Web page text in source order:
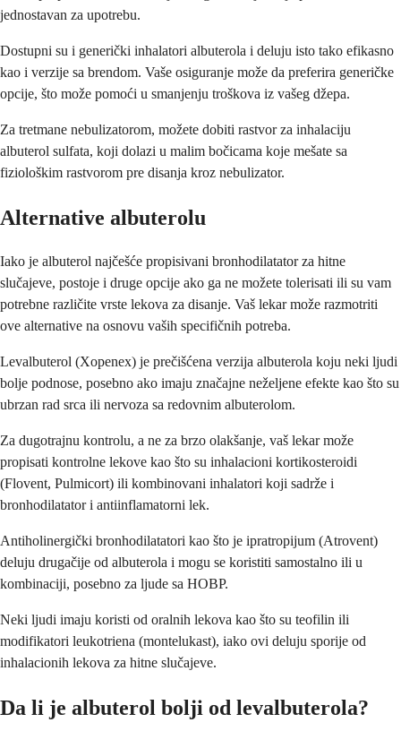
jednostavan za upotrebu.
Dostupni su i generički inhalatori albuterola i deluju isto tako efikasno
kao i verzije sa brendom. Vaše osiguranje može da preferira generičke
opcije, što može pomoći u smanjenju troškova iz vašeg džepa.
Za tretmane nebulizatorom, možete dobiti rastvor za inhalaciju
albuterol sulfata, koji dolazi u malim bočicama koje mešate sa
fiziološkim rastvorom pre disanja kroz nebulizator.
Alternative albuterolu
Iako je albuterol najčešće propisivani bronhodilatator za hitne
slučajeve, postoje i druge opcije ako ga ne možete tolerisati ili su vam
potrebne različite vrste lekova za disanje. Vaš lekar može razmotriti
ove alternative na osnovu vaših specifičnih potreba.
Levalbuterol (Xopenex) je prečišćena verzija albuterola koju neki ljudi
bolje podnose, posebno ako imaju značajne neželjene efekte kao što su
ubrzan rad srca ili nervoza sa redovnim albuterolom.
Za dugotrajnu kontrolu, a ne za brzo olakšanje, vaš lekar može
propisati kontrolne lekove kao što su inhalacioni kortikosteroidi
(Flovent, Pulmicort) ili kombinovani inhalatori koji sadrže i
bronhodilatator i antiinflamatorni lek.
Antiholinergički bronhodilatatori kao što je ipratropijum (Atrovent)
deluju drugačije od albuterola i mogu se koristiti samostalno ili u
kombinaciji, posebno za ljude sa HOBP.
Neki ljudi imaju koristi od oralnih lekova kao što su teofilin ili
modifikatori leukotriena (montelukast), iako ovi deluju sporije od
inhalacionih lekova za hitne slučajeve.
Da li je albuterol bolji od levalbuterola?